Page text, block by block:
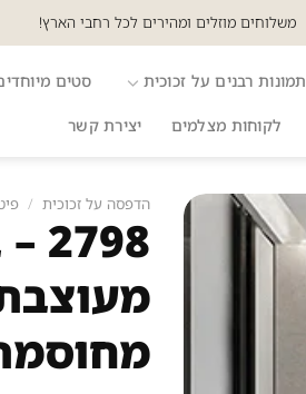
משלוחים מוזלים ומהירים לכל רחבי הארץ!
תמונות רבנים על זכוכית סטים
לקוחות מצלמים יצירת קשר
הדפסה על זכוכית /